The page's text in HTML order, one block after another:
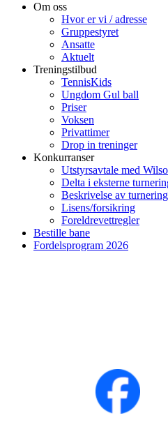
Om oss
Hvor er vi / adresse
Gruppestyret
Ansatte
Aktuelt
Treningstilbud
TennisKids
Ungdom Gul ball
Priser
Voksen
Privattimer
Drop in treninger
Konkurranser
Utstyrsavtale med
Delta i eksterne
Beskrivelse av
Lisens/forsikring
Foreldrevettregler
Bestille bane
Fordelsprogram 2026